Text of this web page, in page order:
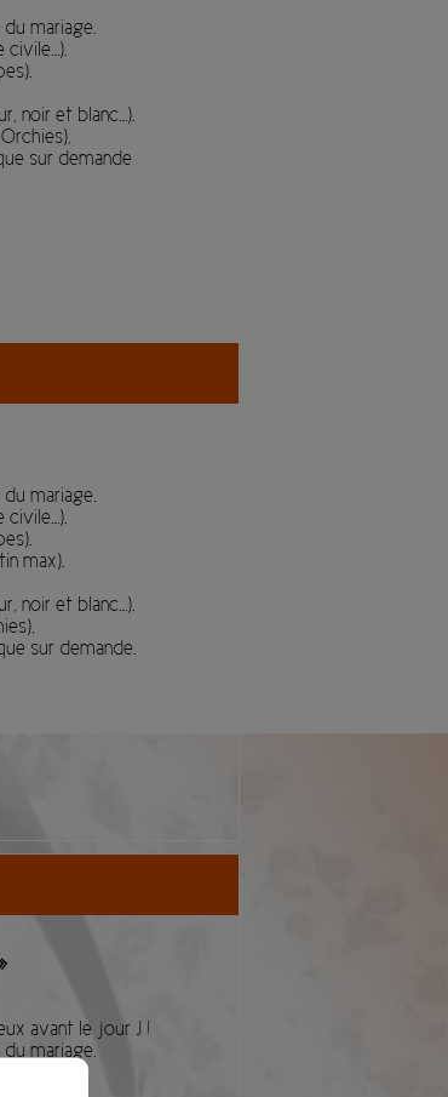
mariage.
noir et blanc…).
sur demande
mariage.
max).
noir et blanc…).
sur demande.
avant le jour J !
mariage.